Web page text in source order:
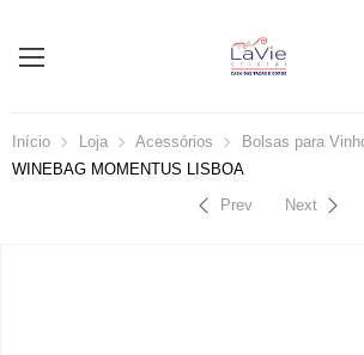
Início Loja Acessórios
Bolsas para
WINEBAG MOMENTUS LISBOA
Prev Next